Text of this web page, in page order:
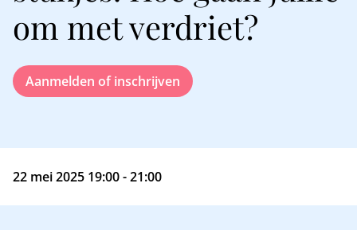
om met verdriet?
Aanmelden of inschrijven
22 mei 2025 19:00 - 21:00